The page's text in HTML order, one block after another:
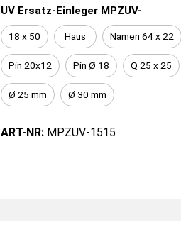
UV Ersatz-Einleger MPZUV-
18 x 50 Haus Namen 64 x 22
Pin 20x12 Pin Ø 18 Q 25 x 25
Ø 25 mm Ø 30 mm
ART-NR: MPZUV-1515